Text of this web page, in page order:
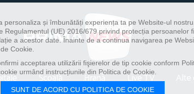
Școală Hrană Live TV
personaliza și îmbunătăți experiența ta pe Website-ul
Regulamentul (UE) 2016/679 privind protecția persoanelor
a acestor date. Înainte de a continua navigarea pe
Cookie.
acceptarea utilizării fişierelor de tip cookie conform
urmând instrucțiunile din Politica de Cookie.
SUNT DE ACORD CU POLITICA DE COOKIE